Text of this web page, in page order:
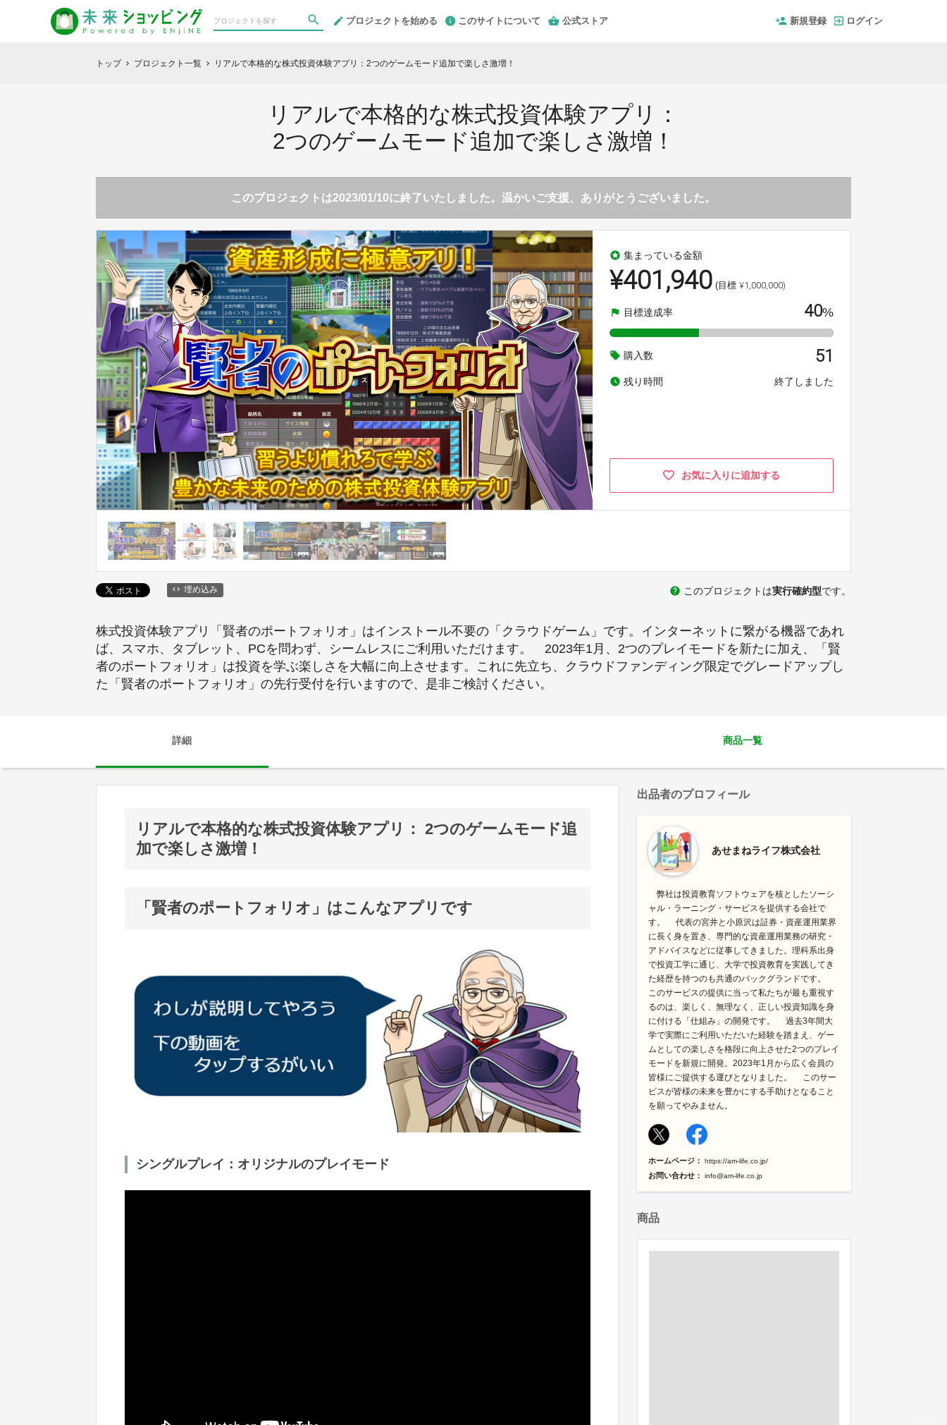
プロジェクトを始める このサイトについて 公式ストア 新規登録 ログイン
トップ chevron_right プロジェクト一覧 chevron_right リアルで本格的な株式投資体験アプリ：2つのゲームモード追加で楽しさ激増！
リアルで本格的な株式投資体験アプリ：
2つのゲームモード追加で楽しさ激増！
このプロジェクトは2023/01/10に終了いたしました。温かいご支援、ありがとうございました。
stars 集まっている金額
¥401,940 (目標 ¥1,000,000)
flag 目標達成率 40%
local_offer 購入数 51
watch_later 残り時間 終了しました
お気に入りに追加する
埋め込み help このプロジェクトは実行確約型です。
株式投資体験アプリ「賢者のポートフォリオ」はインストール不要の「クラウドゲーム」です。インターネットに繋がる機器であれ
ば、スマホ、タブレット、PCを問わず、シームレスにご利用いただけます。 2023年1月、2つのプレイモードを新たに加え、「賢
者のポートフォリオ」は投資を学ぶ楽しさを大幅に向上させます。これに先立ち、クラウドファンディング限定でグレードアップし
た「賢者のポートフォリオ」の先行受付を行いますので、是非ご検討ください。
詳細 商品一覧
リアルで本格的な株式投資体験アプリ： 2つのゲームモード追
加で楽しさ激増！
「賢者のポートフォリオ」はこんなアプリです
シングルプレイ：オリジナルのプレイモード
出品者のプロフィール
あせまねライフ株式会社
弊社は投資教育ソフトウェアを核としたソーシ
ャル・ラーニング・サービスを提供する会社で
す。 代表の宮井と小原沢は証券・資産運用業界
に長く身を置き、専門的な資産運用業務の研究・
アドバイスなどに従事してきました。理科系出身
で投資工学に通じ、大学で投資教育を実践してき
た経歴を持つのも共通のバックグランドです。
このサービスの提供に当って私たちが最も重視す
るのは、楽しく、無理なく、正しい投資知識を身
に付ける「仕組み」の開発です。 過去3年間大
学で実際にご利用いただいた経験を踏まえ、ゲー
ムとしての楽しさを格段に向上させた2つのプレイ
モードを新規に開発。2023年1月から広く会員の
皆様にご提供する運びとなりました。 このサー
ビスが皆様の未来を豊かにする手助けとなること
を願ってやみません。
ホームページ： https://am-life.co.jp/
お問い合わせ： info@am-life.co.jp
商品